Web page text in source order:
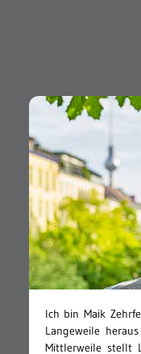
Ich bin Maik
Langeweile
Mittlerweile stellt